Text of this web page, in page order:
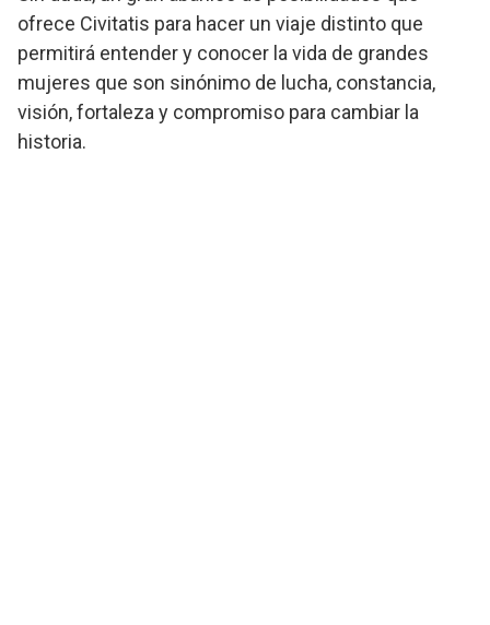
ofrece Civitatis para hacer un viaje distinto que
permitirá entender y conocer la vida de grandes
mujeres que son sinónimo de lucha, constancia,
visión, fortaleza y compromiso para cambiar la
historia.